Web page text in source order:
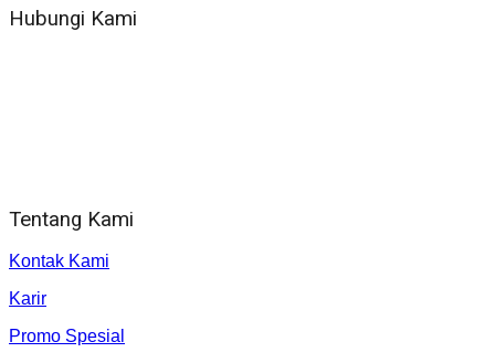
Hubungi Kami
Tentang Kami
Kontak Kami
Karir
Promo Spesial